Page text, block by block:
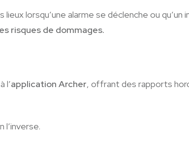
lorsqu’une alarme se déclenche ou qu’un
risques de dommages.
l’application Archer, offrant des rapports
l’inverse.